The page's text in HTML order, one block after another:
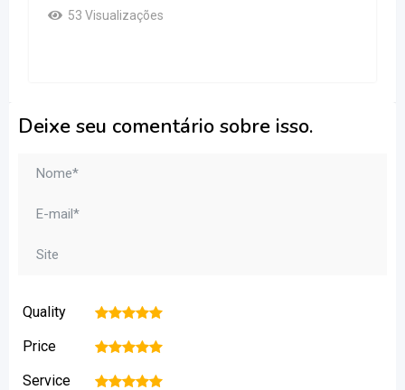
53 Visualizações
Deixe seu comentário sobre isso.
Quality 5
4
3
2
Price 5
4
3
2
Service 5
4
3
2